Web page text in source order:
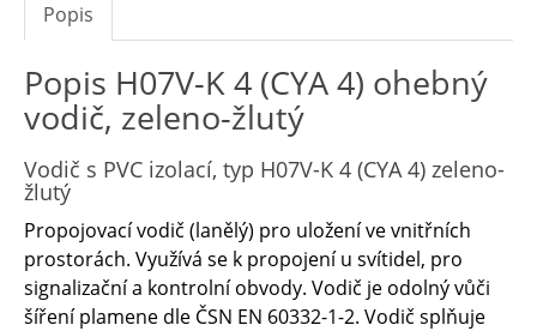
Popis
Popis H07V-K 4 (CYA 4) ohebný
vodič, zeleno-žlutý
Vodič s PVC izolací, typ H07V-K 4 (CYA 4) zeleno-
žlutý
Propojovací vodič (lanělý) pro uložení ve vnitřních
prostorách. Využívá se k propojení u svítidel, pro
signalizační a kontrolní obvody. Vodič je odolný vůči
šíření plamene dle ČSN EN 60332-1-2. Vodič splňuje